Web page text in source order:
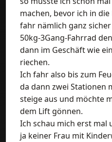
machen, bevor ich in
fahr nämlich ganz
50kg-3Gang-Fahrrad
dann im Geschäft wie
riechen.
Ich fahr also bis zum
da dann zwei Stationen
steige aus und möchte
dem Lift gönnen.
Ich schau mich erst mal
ja keiner Frau mit